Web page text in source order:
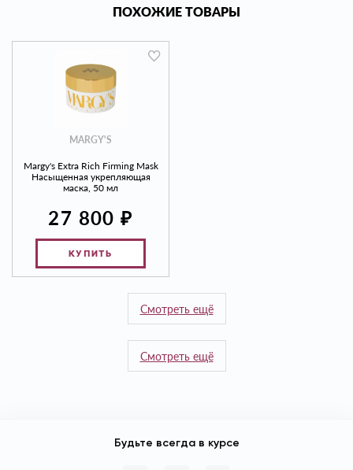
ПОХОЖИЕ ТОВАРЫ
MARGY'S
Margy's Extra Rich Firming Mask
Насыщенная укрепляющая
маска, 50 мл
27 800₽
КУПИТЬ
Смотреть ещё
Смотреть ещё
Будьте всегда в курсе